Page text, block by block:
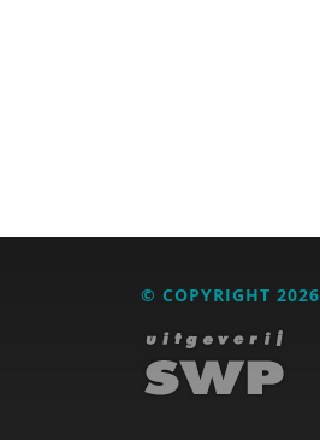
© COPYRIGHT 2026